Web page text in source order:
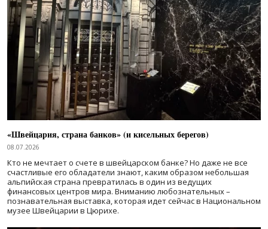
«Швейцария, страна банков» (и кисельных берегов)
08.07.2026
Кто не мечтает о счете в швейцарском банке? Но даже не все
счастливые его обладатели знают, каким образом небольшая
альпийская страна превратилась в один из ведущих
финансовых центров мира. Вниманию любознательных –
познавательная выставка, которая идет сейчас в Национальном
музее Швейцарии в Цюрихе.